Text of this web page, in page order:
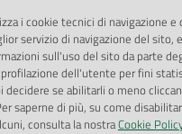
PNRR
E PARTNER
i cookie tecnici di navigazione e
servizio di navigazione del sito,
sull'uso del sito da parte
dell'utente per fini
decidere se abilitarli o meno
saperne di più, su come
consulta la nostraCookie